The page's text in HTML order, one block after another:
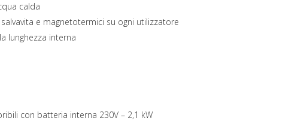
calda
e magnetotermici su ogni utilizzatore
lunghezza interna
con batteria interna 230V – 2,1 kW